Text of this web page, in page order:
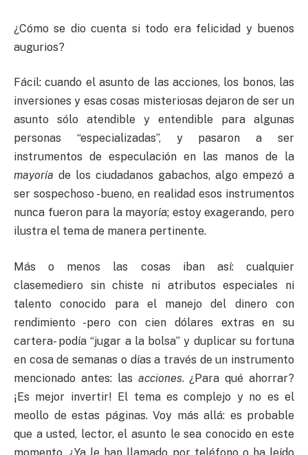
¿Cómo se dio cuenta si todo era felicidad y buenos
augurios?
Fácil: cuando el asunto de las acciones, los bonos, las
inversiones y esas cosas misteriosas dejaron de ser un
asunto sólo atendible y entendible para algunas
personas “especializadas”, y pasaron a ser
instrumentos de especulación en las manos de la
mayoría de los ciudadanos gabachos, algo empezó a
ser sospechoso -bueno, en realidad esos instrumentos
nunca fueron para la mayoría; estoy exagerando, pero
ilustra el tema de manera pertinente.
Más o menos las cosas iban así: cualquier
clasemediero sin chiste ni atributos especiales ni
talento conocido para el manejo del dinero con
rendimiento -pero con cien dólares extras en su
cartera- podía “jugar a la bolsa” y duplicar su fortuna
en cosa de semanas o días a través de un instrumento
mencionado antes: las acciones. ¿Para qué ahorrar?
¡Es mejor invertir! El tema es complejo y no es el
meollo de estas páginas. Voy más allá: es probable
que a usted, lector, el asunto le sea conocido en este